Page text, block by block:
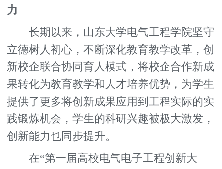
力
长期以来，山东大学电气工程学院坚守
立德树人初心，不断深化教育教学改革，创
新校企联合协同育人模式，将校企合作新成
果转化为教育教学和人才培养优势，为学生
提供了更多将创新成果应用到工程实际的实
践锻炼机会，学生的科研兴趣被极大激发，
创新能力也同步提升。
在“第一届高校电气电子工程创新大